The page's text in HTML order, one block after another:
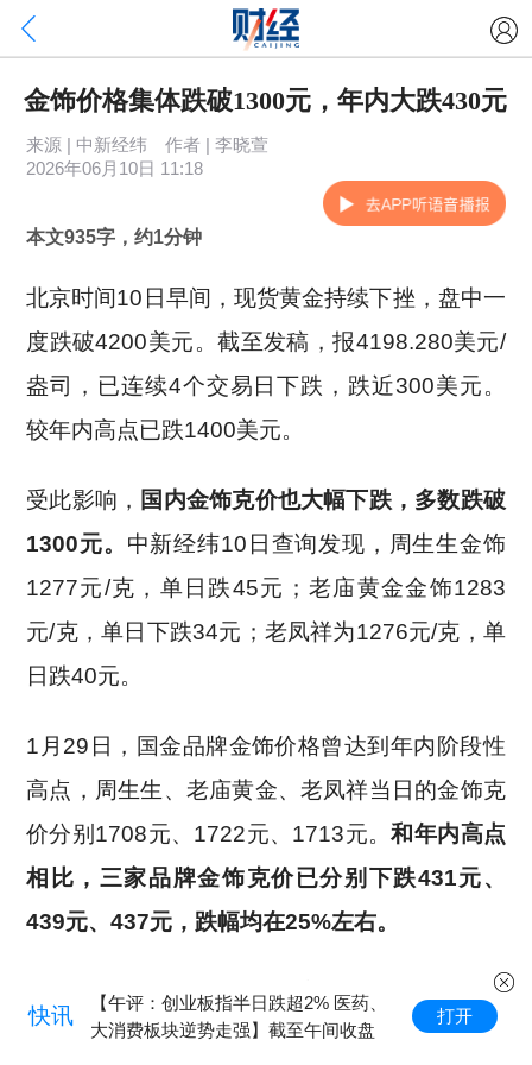
金饰价格集体跌破1300元，年内大跌430元
来源 | 中新经纬 作者 | 李晓萱
2026年06月10日 11:18
本文935字，约1分钟
北京时间10日早间，现货黄金持续下挫，盘中一
度跌破4200美元。截至发稿，报4198.280美元/
盎司，已连续4个交易日下跌，跌近300美元。
较年内高点已跌1400美元。
受此影响， 国内金饰克价也大幅下跌，多数跌破
1300元。 中新经纬10日查询发现，周生生金饰
1277元/克，单日跌45元；老庙黄金金饰1283
元/克，单日下跌34元；老凤祥为1276元/克，单
日跌40元。
1月29日，国金品牌金饰价格曾达到年内阶段性
高点，周生生、老庙黄金、老凤祥当日的金饰克
价分别1708元、1722元、1713元。和年内高点
相比，三家品牌金饰克价已分别下跌431元、
439元、437元，跌幅均在25%左右。
消息面上，新华社消息，据美国阿克西奥斯新闻
网站9日报道，美国正在对伊朗进行“第三轮”打
快讯
【午评：创业板指半日跌超2% 医药、
大消费板块逆势走强】截至午间收盘
打开